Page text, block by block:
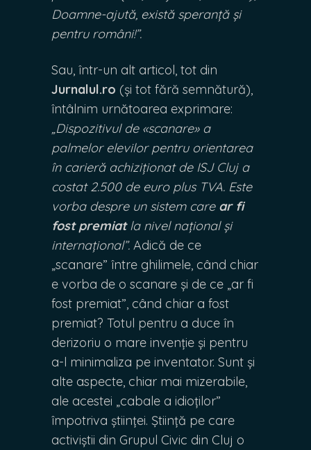
Doamne-ajută, există speranță și
pentru români!”.
Sau, într-un alt articol, tot din
Jurnalul.ro (și tot fără semnătură),
întâlnim urnătoarea exprimare:
„Dispozitivul de «scanare» a
palmelor elevilor pentru orientarea
în carieră achiziționat de ISJ Cluj a
costat 2.500 de euro plus TVA. Este
vorba despre un sistem care ar fi
fost premiatla nivel național și
internațional”. Adică de ce
„scanare” între ghilimele, când chiar
e vorba de o scanare și de ce „ar fi
fost premiat”, când chiar a fost
premiat? Totul pentru a duce în
derizoriu o mare invenție și pentru
a-l minimaliza pe inventator. Sunt și
alte aspecte, chiar mai mizerabile,
ale acestei „cabale a idioților”
împotriva științei. Știință pe care
activiștii din Grupul Civic din Cluj o